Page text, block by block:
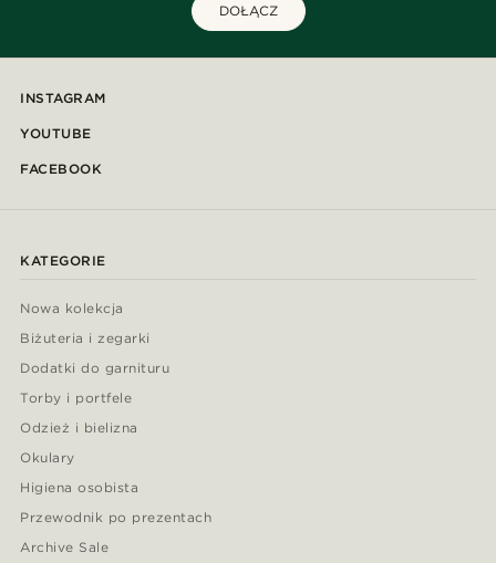
DOŁĄCZ
INSTAGRAM
YOUTUBE
FACEBOOK
KATEGORIE
Nowa kolekcja
Biżuteria i zegarki
Dodatki do garnituru
Torby i portfele
Odzież i bielizna
Okulary
Higiena osobista
Przewodnik po prezentach
Archive Sale